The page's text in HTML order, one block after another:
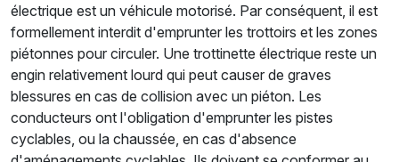
électrique est un véhicule motorisé. Par conséquent, il est
formellement interdit d'emprunter les trottoirs et les zones
piétonnes pour circuler. Une trottinette électrique reste un
engin relativement lourd qui peut causer de graves
blessures en cas de collision avec un piéton. Les
conducteurs ont l'obligation d'emprunter les pistes
cyclables, ou la chaussée, en cas d'absence